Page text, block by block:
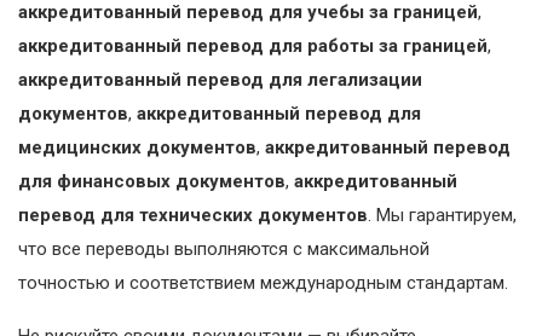
аккредитованный перевод для учебы за границей,
аккредитованный перевод для работы за границей,
аккредитованный перевод для легализации
документов, аккредитованный перевод для
медицинских документов, аккредитованный перевод
для финансовых документов, аккредитованный
перевод для технических документов. Мы гарантируем,
что все переводы выполняются с максимальной
точностью и соответствием международным стандартам.